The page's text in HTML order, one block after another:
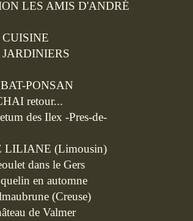
LES AMIS D'ANDRÉ
PONSAN
retour...
des Ilex -Pres-de-
LILIANE (Limousin)
dans le Gers
en automne
(Creuse)
de Valmer